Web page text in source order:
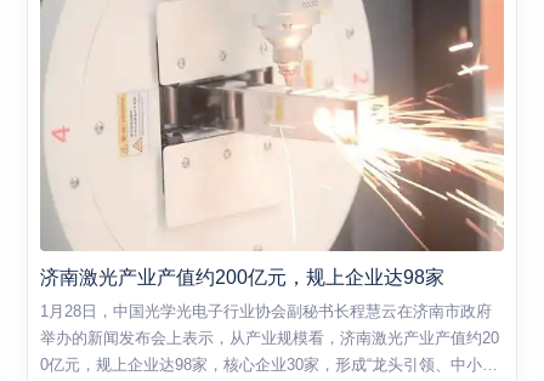
济南激光产业产值约200亿元，规上企业达98家
1月28日，中国光学光电子行业协会副秘书长程慧云在济南市政府
举办的新闻发布会上表示，从产业规模看，济南激光产业产值约20
0亿元，规上企业达98家，核心企业30家，形成“龙头引领、中小协